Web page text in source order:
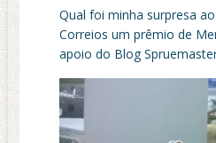
Qual foi minha surpresa
Correios um prêmio de
apoio do Blog